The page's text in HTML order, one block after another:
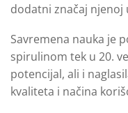
dodatni značaj njenoj
Savremena nauka je
spirulinom tek u 20.
potencijal, ali i
kvaliteta i načina